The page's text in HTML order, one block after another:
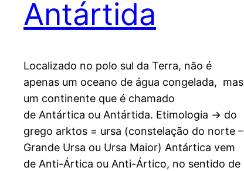
Antártida
Localizado no polo sul da Terra, não é
apenas um oceano de água congelada, mas
um continente que é chamado
de Antártica ou Antártida. Etimologia -> do
grego arktos = ursa (constelação do norte –
Grande Ursa ou Ursa Maior) Antártica vem
de Anti-Ártica ou Anti-Ártico, no sentido de